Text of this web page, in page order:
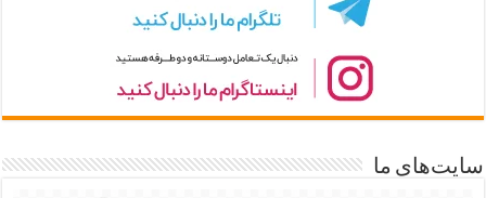
سایت‌های ما